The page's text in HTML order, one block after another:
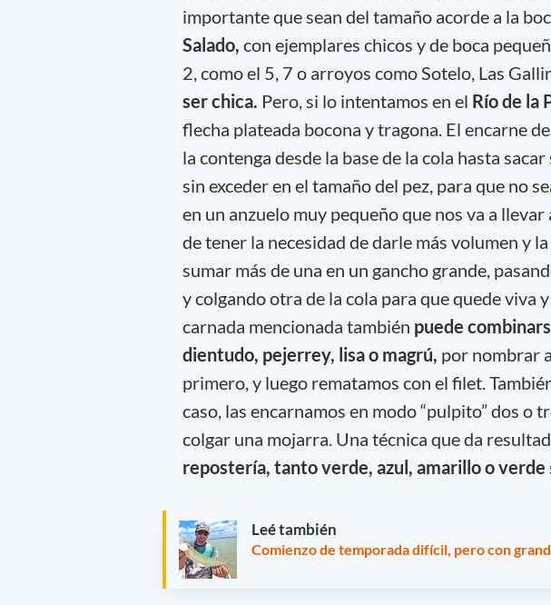
importante que sean del tamaño acorde a la
Salado, con ejemplares chicos y de boca
2, como el 5, 7 o arroyos como Sotelo, Las
ser chica. Pero, si lo intentamos en el Río de la
flecha plateada bocona y tragona. El encarne
la contenga desde la base de la cola hasta
sin exceder en el tamaño del pez, para que no
en un anzuelo muy pequeño que nos va a
de tener la necesidad de darle más volumen y
sumar más de una en un gancho grande,
y colgando otra de la cola para que quede viva
carnada mencionada también puede
dientudo, pejerrey, lisa o magrú, por nombrar
primero, y luego rematamos con el filet.
caso, las encarnamos en modo “pulpito” dos o
colgar una mojarra. Una técnica que da
repostería, tanto verde, azul, amarillo o verde
Leé también
Comienzo de temporada difícil, pero con